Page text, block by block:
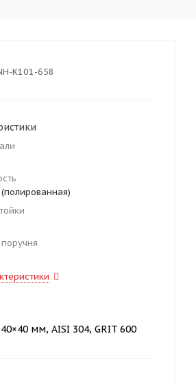
K101-658
мм, AISI 304, GRIT 600